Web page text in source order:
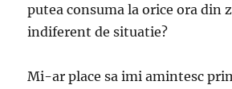
putea consuma la orice ora din
indiferent de situatie?
Mi-ar place sa imi amintesc